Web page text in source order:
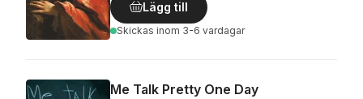
Lägg till
Skickas inom 3-6 vardagar
Me Talk Pretty One Day